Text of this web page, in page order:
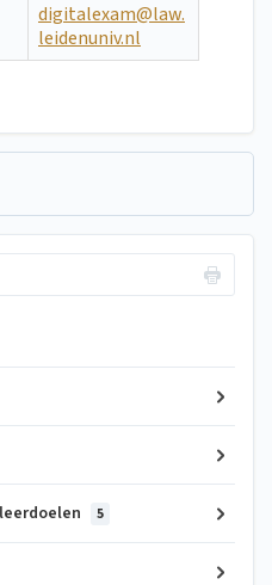
digitalexam@law.
leidenuniv.nl
5